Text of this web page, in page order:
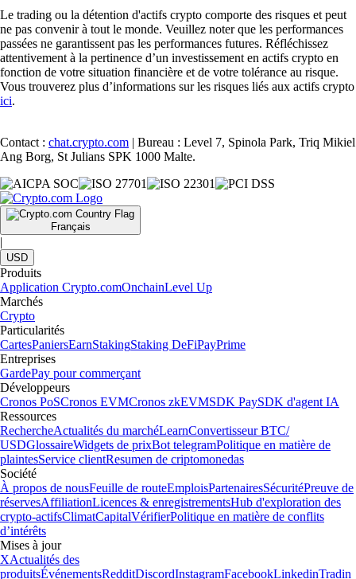
Le trading ou la détention d'actifs crypto comporte des risques et peut
ne pas convenir à tout le monde. Veuillez noter que les performances
passées ne garantissent pas les performances futures. Réfléchissez
attentivement à la pertinence d’un investissement en actifs crypto en
fonction de votre situation financière et de votre tolérance au risque.
Vous trouverez plus d’informations sur les risques liés aux actifs crypto
ici.
Contact : chat.crypto.com | Bureau : Level 7, Spinola Park, Triq Mikiel
Ang Borg, St Julians SPK 1000 Malte.
Français
|
USD
Produits
Application Crypto.comOnchainLevel Up
Marchés
Crypto
Particularités
CartesPaniersEarnStakingStaking DeFiPayPrime
Entreprises
GardePay pour commerçant
Développeurs
Cronos PoSCronos EVMCronos zkEVMSDK PaySDK d'agent IA
Ressources
RechercheActualités du marchéLearnConvertisseur BTC/
USDGlossaireWidgets de prixBot telegramPolitique en matière de
plaintesService clientResumen de criptomonedas
Société
À propos de nousFeuille de routeEmploisPartenairesSécuritéPreuve de
réservesAffiliationLicences & enregistrementsHub d'exploration des
crypto-actifsClimatCapitalVérifierPolitique en matière de conflits
d’intérêts
Mises à jour
XActualités des
produitsÉvénementsRedditDiscordInstagramFacebookLinkedinTradin